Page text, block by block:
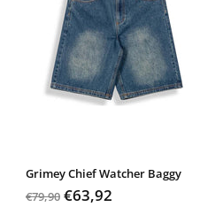
Grimey Chief Watcher Baggy
€79,90 €63,92